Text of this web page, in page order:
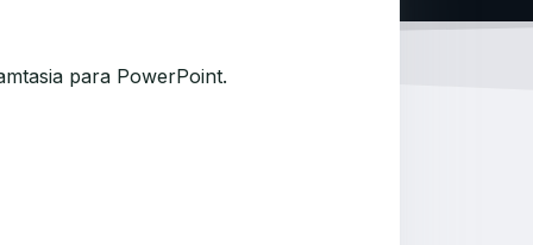
para PowerPoint.